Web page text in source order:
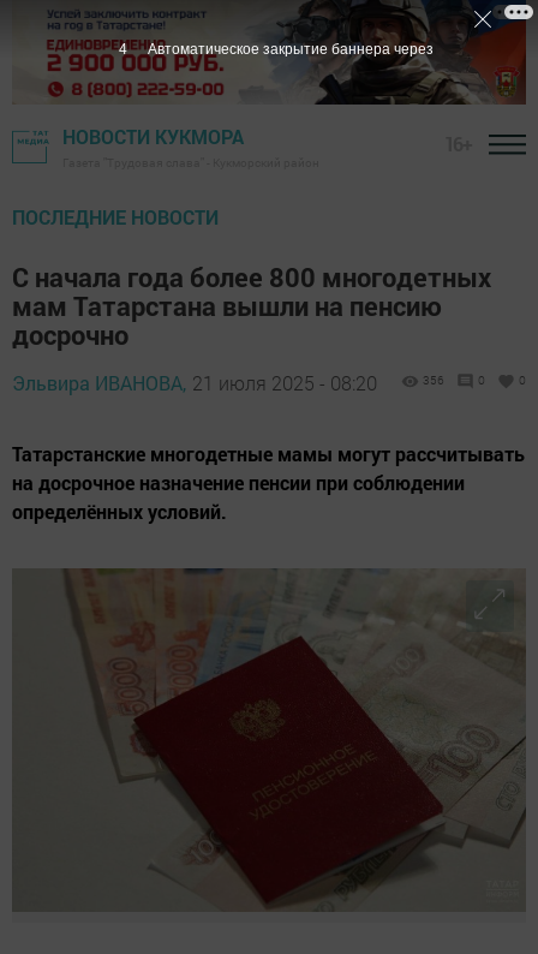
НОВОСТИ КУКМОРА
ПОСЛЕДНИЕ НОВОСТИ
С начала года более 800 многодетных
мам Татарстана вышли на пенсию
досрочно
Эльвира ИВАНОВА, 21 июля 2025 - 08:20 356 0 0
Татарстанские многодетные мамы могут рассчитывать
на досрочное назначение пенсии при соблюдении
определённых условий.
2 Автоматическое закрытие баннера через